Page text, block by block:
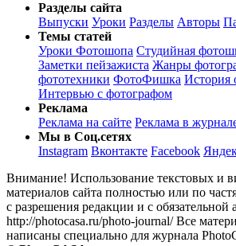
Разделы сайта
Выпуски Уроки Разделы Авторы
Темы статей
Уроки Фотошопа Студийная
Заметки пейзажиста Жанры
фототехники ФотоФишка История
Интервью с фотографом
Реклама
Реклама на сайте Реклама в
Мы в Соц.сетях
Instagram Вконтакте Facebook
Внимание! Использование текстовых и
материалов сайта полностью или по
с разрешения редакции и с обязательной
http://photocasa.ru/photo-journal/ Все
написаны специально для журнала